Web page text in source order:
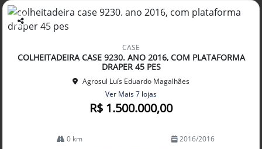
Co
arti
lhe
CASE
COLHEITADEIRA CASE 9230. ANO 2016, COM PLATAFORMA
DRAPER 45 PES
Agrosul Luís Eduardo Magalhães
Ver Mais 7 lojas
R$ 1.500.000,00
0 km 2016/2016